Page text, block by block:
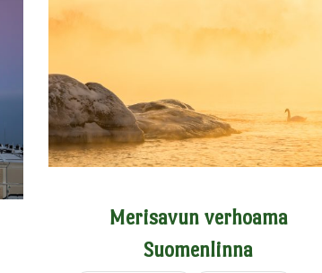
Merisavun verhoama
Suomenlinna